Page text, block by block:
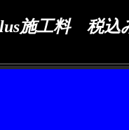
施工料 税